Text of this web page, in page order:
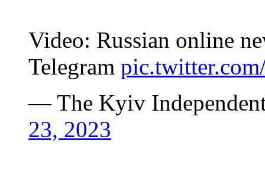
Video: Russian online
Telegram
— The Kyiv
23, 2023